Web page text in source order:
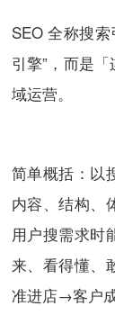
SEO 全称搜
引擎”，而是
域运营。
简单概括：以
内容、结构、
用户搜需求时
来、看得懂、
准进店→客户